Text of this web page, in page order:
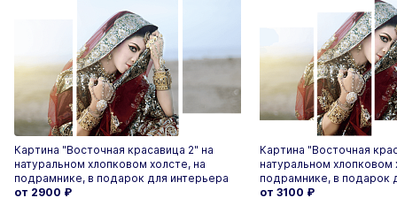
Картина "Восточная красавица 2" на
натуральном хлопковом холсте, на
подрамнике, в подарок для интерьера
от 2900 ₽
Картина "Восточная
натуральном хлопковом
подрамнике, в подарок
от 3100 ₽